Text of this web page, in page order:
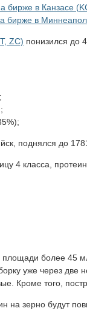
бирже в Канзасе
бирже в
ZC) понизился до
поднялся до
4 класса,
более 45
уже через
Кроме того,
на зерно будут